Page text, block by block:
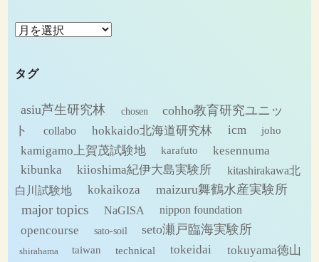
ア
カ
ブ
タグ
asiu芦生研究林 chosen
cohho教育研究ユニッ
ト
collabo hokkaido北海道研究林 icm joho
kamigamo上賀茂試験地 karafuto
kesennuma
kibunka
kiioshima紀伊大島実験所
kitashirakawa北
白川試験地
kokaikoza maizuru舞鶴水産実験所
major topics NaGISA nippon foundation
opencourse sato-soil seto瀬戸臨海実験所
shirahama taiwan technical tokeidai
tokuyama徳山